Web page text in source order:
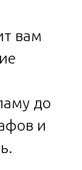
вам
до
и